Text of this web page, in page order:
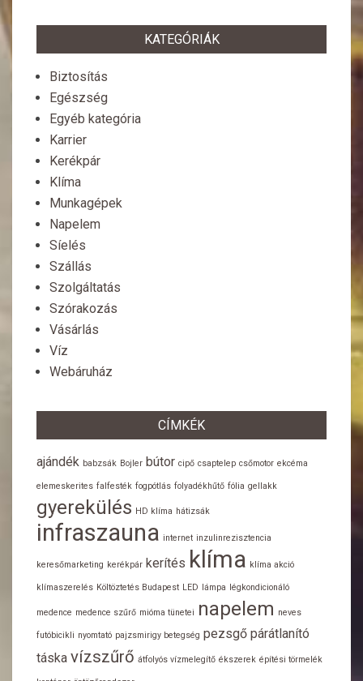
KATEGÓRIÁK
Biztosítás
Egészség
Egyéb kategória
Karrier
Kerékpár
Klíma
Munkagépek
Napelem
Síelés
Szállás
Szolgáltatás
Szórakozás
Vásárlás
Víz
Webáruház
CÍMKÉK
ajándék babzsák Bojler bútor cipő csaptelep csőmotor ekcéma
elemeskerites falfesték fogpótlás folyadékhűtő fólia gellakk
gyerekülés HD klíma hátizsák
infraszauna internet inzulinrezisztencia
keresőmarketing kerékpár kerítés klíma klíma akció
klímaszerelés Költöztetés Budapest LED lámpa légkondicionáló
medence medence szűrő mióma tünetei napelem neves
futóbicikli nyomtató pajzsmirigy betegség pezsgő párátlanító
táska vízszűrő átfolyós vízmelegítő ékszerek építési törmelék